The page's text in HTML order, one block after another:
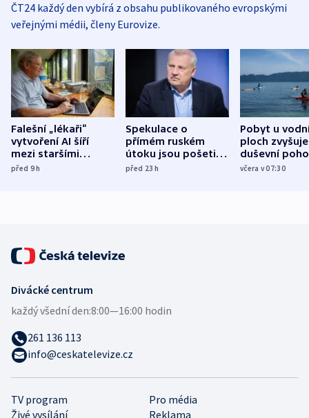
ČT24 každý den vybírá z obsahu publikovaného evropskými
veřejnými médii, členy Eurovize.
Falešní „lékaři“
vytvoření AI šíří
mezi staršími
Poláky nebezpečné
před 9h
Spekulace o
přímém ruském
útoku jsou pošetilé,
míní estonský
před 23h
Pobyt u
ploch zvyšuje
duševní
ukázala
včera v 07:30
TV program
Pro média
Živé vysílání
Reklama
Divácké centrum
každý všední den:8:00—16:00 hodin
261 136 113
info@ceskatelevize.cz